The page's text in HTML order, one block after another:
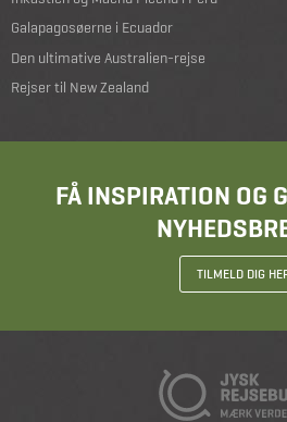
Galapagosøerne i Ecuador
Den ultimative Australien-rejse
Rejser til New Zealand
FÅ INSPIRATION OG
TILMELD DIG